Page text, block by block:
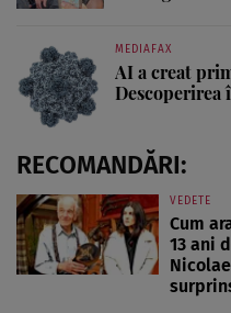
MEDIAFAX
AI a creat
Descoperirea
RECOMANDĂRI:
VEDETE
Cum
13 ani